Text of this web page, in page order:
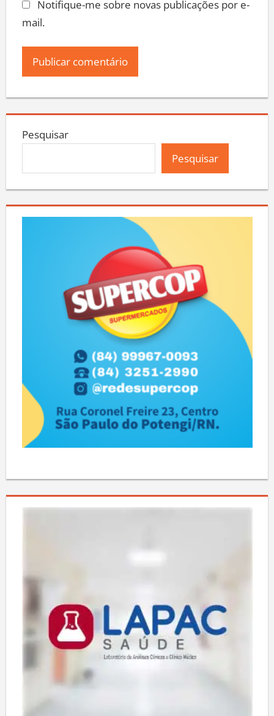
Notifique-me sobre novas publicações por e-
mail.
Pesquisar
Pesquisar